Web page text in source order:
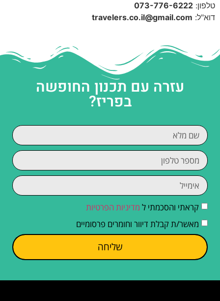
טלפון: 073-776-6222
דוא"ל: travelers.co.il@gmail.com
עזרה עם תכנון החופשה
בפריז?
קראתי והסכמתי ל מדיניות הפרטיות
מאשר/ת קבלת דיוור וחומרים פרסומיים
שליחה